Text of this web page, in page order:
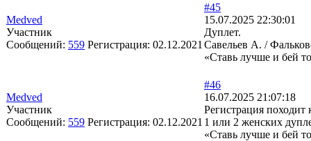
Medved
Участник
Сообщений: 559 Регистрация: 02.12.2021
#45
15.07.2025 22:30:01
Дуплет.
Савельев А. /
«Ставь лучше и бей
Medved
Участник
Сообщений: 559 Регистрация: 02.12.2021
#46
16.07.2025 21:07:18
Регистрация
1 или 2 женских
«Ставь лучше и бей